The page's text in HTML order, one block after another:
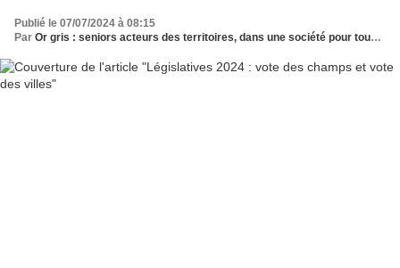
Publié le 07/07/2024 à 08:15
Par Or gris : seniors acteurs des territoires, dans une société pour tous les âges